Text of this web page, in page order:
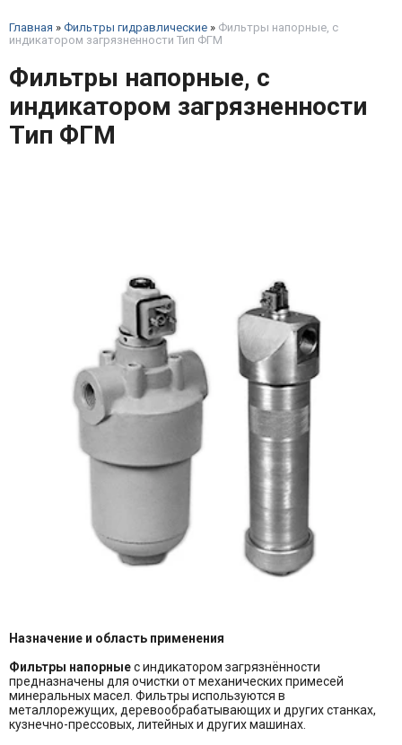
Главная » Фильтры гидравлические » Фильтры напорные, с
индикатором загрязненности Тип ФГМ
Фильтры напорные, с
индикатором загрязненности
Тип ФГМ
Назначение и область применения
Фильтры напорныес индикатором загрязнённости
предназначены для очистки от механических примесей
минеральных масел. Фильтры используются в
металлорежущих, деревообрабатывающих и других станках,
кузнечно-прессовых, литейных и других машинах.